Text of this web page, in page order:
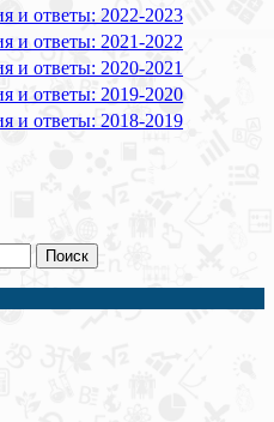
и ответы: 2022-2023
и ответы: 2021-2022
и ответы: 2020-2021
и ответы: 2019-2020
и ответы: 2018-2019